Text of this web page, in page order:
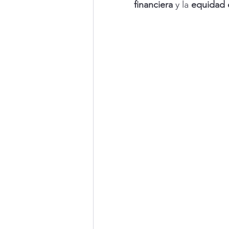
financiera y la equidad